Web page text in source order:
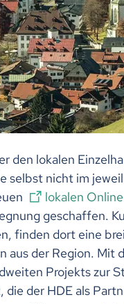
den lokalen
selbst nicht im
lokalen
geschaffen.
finden dort eine
aus der Region. Mit
Projekts zur
, die der HDE als